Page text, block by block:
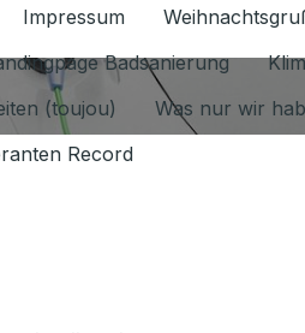
für Datenschutz
Impressum
Badsanierung
(toujou) Was nur wir
Record